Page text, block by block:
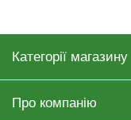
Категорії магазину
Про компанію